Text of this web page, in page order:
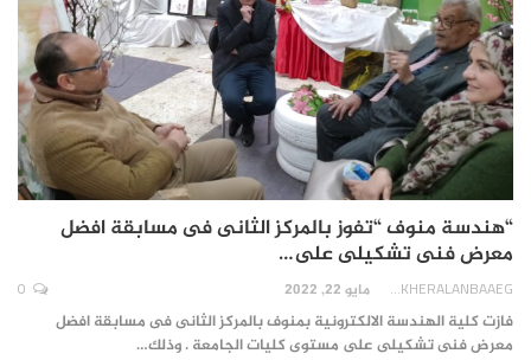
“هندسة منوف “تفوز بالمركز الثانى فى مسابقة افضل
معرض فنى تشكيلى على…
AKHERALANBAAEG مايو 22, 2022
فازت كلية الهندسة الالكترونية بمنوف بالمركز الثانى فى مسابقة افضل
معرض فنى تشكيلى على مستوى كليات الجامعة . وذلك…